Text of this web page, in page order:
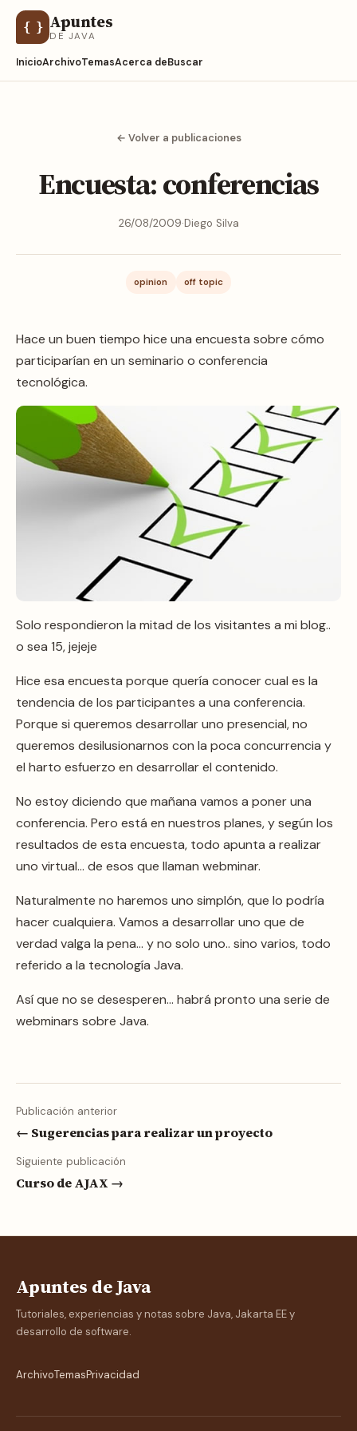
{ } Apuntes
DE JAVA
InicioArchivoTemasAcerca deBuscar
← Volver a publicaciones
Encuesta: conferencias
26/08/2009·Diego Silva
opinion off topic
Hace un buen tiempo hice una encuesta sobre cómo
participarían en un seminario o conferencia
tecnológica.
Solo respondieron la mitad de los visitantes a mi blog..
o sea 15, jejeje
Hice esa encuesta porque quería conocer cual es la
tendencia de los participantes a una conferencia.
Porque si queremos desarrollar uno presencial, no
queremos desilusionarnos con la poca concurrencia y
el harto esfuerzo en desarrollar el contenido.
No estoy diciendo que mañana vamos a poner una
conferencia. Pero está en nuestros planes, y según los
resultados de esta encuesta, todo apunta a realizar
uno virtual… de esos que llaman webminar.
Naturalmente no haremos uno simplón, que lo podría
hacer cualquiera. Vamos a desarrollar uno que de
verdad valga la pena… y no solo uno.. sino varios, todo
referido a la tecnología Java.
Así que no se desesperen… habrá pronto una serie de
webminars sobre Java.
Publicación anterior
← Sugerencias para realizar un proyecto
Siguiente publicación
Curso de AJAX →
Apuntes de Java
Tutoriales, experiencias y notas sobre Java, Jakarta EE y
desarrollo de software.
ArchivoTemasPrivacidad